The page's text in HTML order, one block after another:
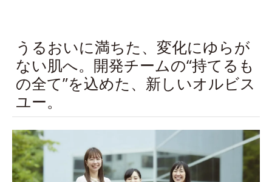
うるおいに満ちた、変化にゆらが
ない肌へ。開発チームの“持てるも
の全て”を込めた、新しいオルビス
ユー。